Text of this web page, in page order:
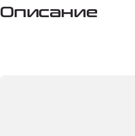
Описание